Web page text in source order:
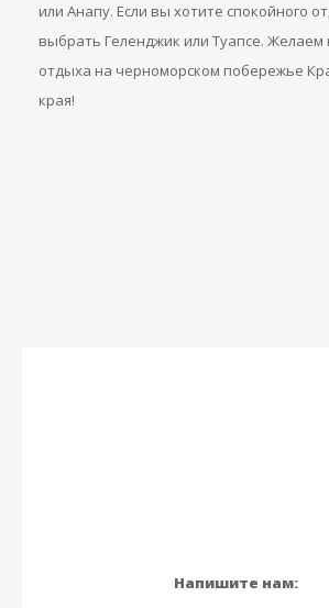
или Анапу. Если вы хотите спокойного
выбрать Геленджик или Туапсе. Желаем
отдыха на черноморском побережье
края!
Напишите нам: